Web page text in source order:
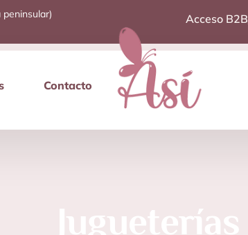
Acceso B2B
Contacto